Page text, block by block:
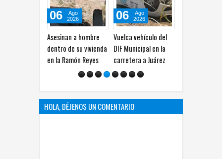
Asesinan a hombre
dentro de su vivienda
en la Ramón Reyes
Ago
2026
Vuelca vehículo del
DIF Municipal en la
carretera a Juárez
06
Ago
2026
Incendio consume
vivienda de madera
en la Proletaria
06
HOLA, DÉJENOS UN COMENTARIO